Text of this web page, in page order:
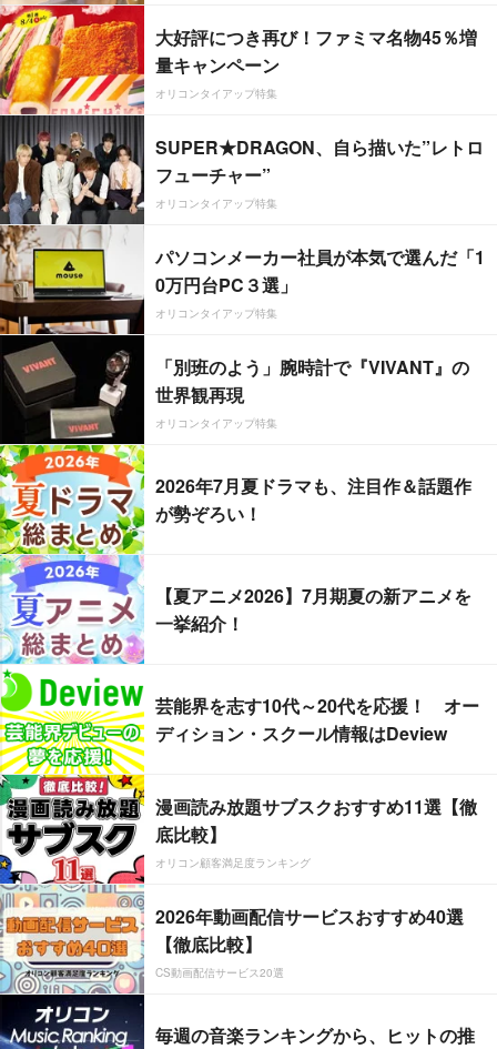
大好評につき再び！ファミマ名物45％増
量キャンペーン
オリコンタイアップ特集
SUPER★DRAGON、自ら描いた”レトロ
フューチャー”
オリコンタイアップ特集
パソコンメーカー社員が本気で選んだ「1
0万円台PC３選」
オリコンタイアップ特集
「別班のよう」腕時計で『VIVANT』の
世界観再現
オリコンタイアップ特集
2026年7月夏ドラマも、注目作＆話題作
が勢ぞろい！
【夏アニメ2026】7月期夏の新アニメを
一挙紹介！
芸能界を志す10代～20代を応援！ オー
ディション・スクール情報はDeview
漫画読み放題サブスクおすすめ11選【徹
底比較】
オリコン顧客満足度ランキング
2026年動画配信サービスおすすめ40選
【徹底比較】
CS動画配信サービス20選
毎週の音楽ランキングから、ヒットの推